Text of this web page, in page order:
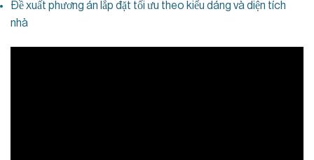
Đề xuất phương án lắp đặt tối ưu theo kiểu dáng và diện tích
nhà